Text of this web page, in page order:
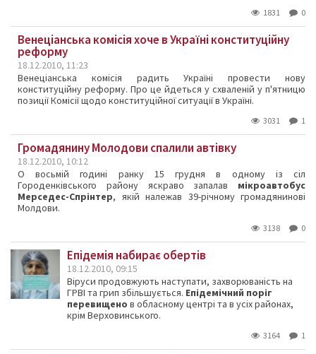
1831 0
Венеціанська комісія хоче в Україні конституційну
реформу
18.12.2010, 11:23
Венеціанська комісія радить Україні провести нову
конституційну реформу. Про це йдеться у схваленій у п'ятницю
позиції Комісії щодо конституційної ситуації в Україні.
3031 1
Громадянину Молодови спалили автівку
18.12.2010, 10:12
О восьмій годині ранку 15 грудня в одному із сіл
Городенківського району яскраво запалав мікроавтобус
Мерседес-Спрінтер, якій належав 39-річному громадянинові
Молдови.
3138 0
Епідемія набирає обертів
18.12.2010, 09:15
Віруси продовжують наступати, захворюваність на
ГРВІ та грип збільшується. Епідемічний поріг
перевищено в обласному центрі та в усіх районах,
крім Верховинського.
3164 1